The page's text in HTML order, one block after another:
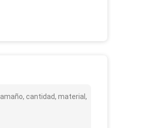
cantidad, material,